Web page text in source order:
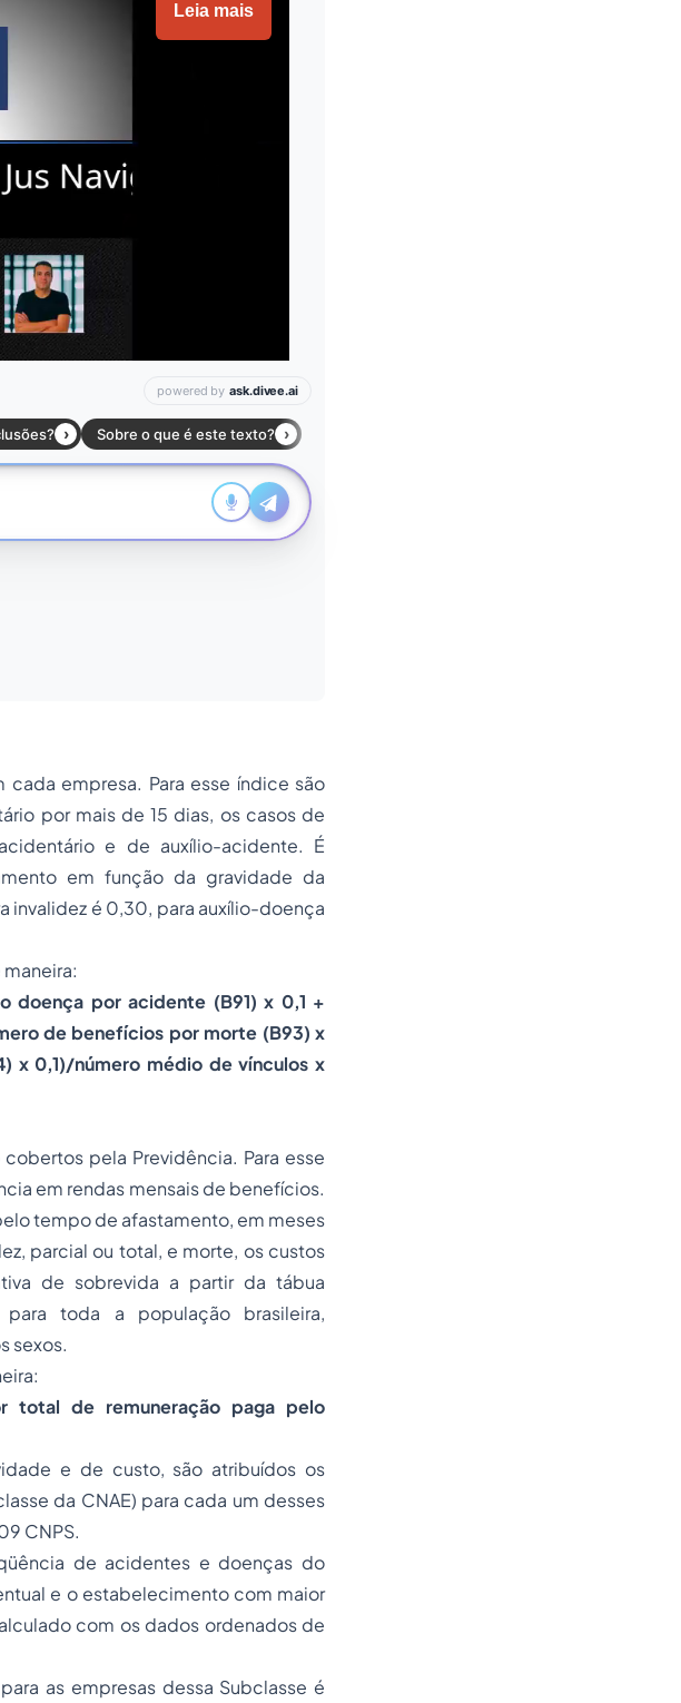
Leia mais
empresa. Para esse índice são
por mais de 15 dias, os casos de
acidentário e de auxílio-acidente. É
em função da gravidade da
invalidez é 0,30, para auxílio-doença
doença por acidente (B91) x 0,1 +
de benefícios por morte (B93) x
x 0,1)/número médio de vínculos x
pela Previdência. Para esse
em rendas mensais de benefícios.
tempo de afastamento, em meses
parcial ou total, e morte, os custos
de sobrevida a partir da tábua
toda a população brasileira,
sexos.
de remuneração paga pelo
e de custo, são atribuídos os
da CNAE) para cada um desses
CNPS.
de acidentes e doenças do
e o estabelecimento com maior
com os dados ordenados de
as empresas dessa Subclasse é